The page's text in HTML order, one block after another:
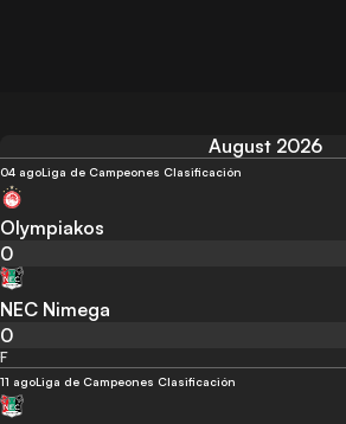
August 2026
04 agoLiga de Campeones Clasificación
Olympiakos
0
NEC Nimega
0
F
11 agoLiga de Campeones Clasificación